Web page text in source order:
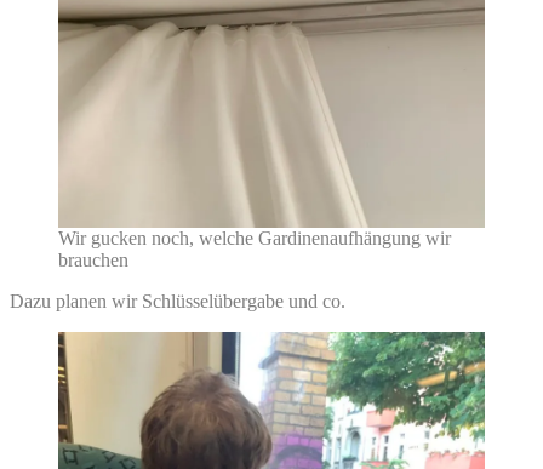
Wir gucken noch, welche Gardinenaufhängung wir
brauchen
Dazu planen wir Schlüsselübergabe und co.